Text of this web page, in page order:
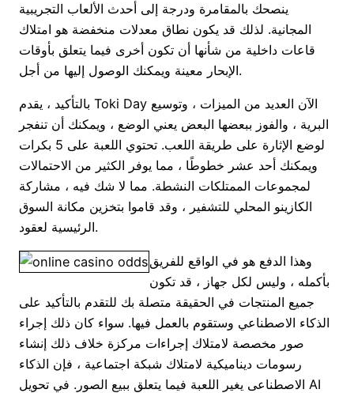
ينصحك بالمقامرة ودرجة إلى أحدث الألعاب التجريبية
المجانية. لذلك قد يكون نطاق معدلات منخفضة هو امتلاك
قاعات داخلية من شأنها أن تكون أخرى فيما يتعلق بأوقات
الإبحار معينة ويمكنك الوصول إليها من أجل.
بالتأكيد ، يقدم Toki Day الآن العديد من الميزات ، وتوسيع
البرية ، والفوز ببعضها البعض يعني الوضع ، ويمكنك أن تنفجر
لوضع الإثارة على طريقة اللعب. تحتوي اللعبة على 5 بكرات
ويمكنك أحد عشر خطوطًا ، مما يوفر الكثير من الاحتمالات
لمجموعات الممتلكات النشطة. مما لا شك فيه ، مشاركة
الكازينو المحلي للتشفير ، وقد قاموا بتخزين مكانة السوق
الرئيسية لعقود.
وهذا الدفع هو في الواقع للفريق
بأكمله ، وليس لكل جهاز ، قد تكون
جميع المنتجات في الحقيقة متصلة بك للتقدم بالتأكيد على
الذكاء الاصطناعي وستقوم بالعمل فيها. سواء كان ذلك إجراء
صور مخصصة لامتلاك إجراءات مركزة خلاف ذلك إنشاء
رسومات ديناميكية لامتلاك شبكة اجتماعية ، فإن الذكاء
الاصطناعى يغير اللعبة فيما يتعلق ببيع الصور. في تحويل AI